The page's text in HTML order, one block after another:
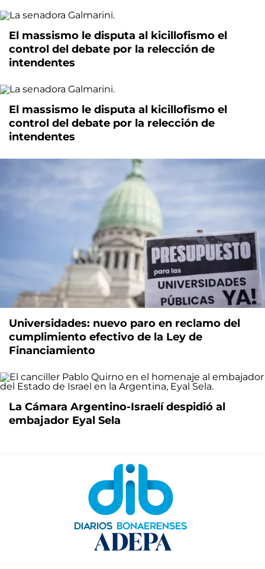
El massismo le disputa al kicillofismo el
control del debate por la relección de
intendentes
El massismo le disputa al kicillofismo el
control del debate por la relección de
intendentes
Universidades: nuevo paro en reclamo del
cumplimiento efectivo de la Ley de
Financiamiento
La Cámara Argentino-Israelí despidió al
embajador Eyal Sela